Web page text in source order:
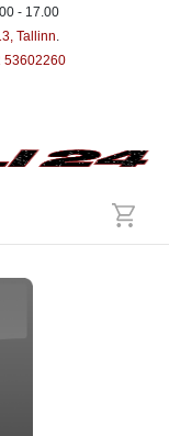
- 17.00
Tallinn.
53602260